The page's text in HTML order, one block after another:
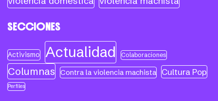
SECCIONES
Activismo Actualidad Colaboraciones
Columnas Contra la violencia machista Cultura Pop
Perfiles